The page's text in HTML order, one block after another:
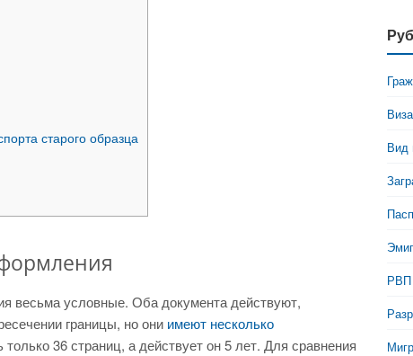
старого образца
весьма условные. Оба документа действуют,
границы, но они имеют несколько
только 36 страниц, а действует он 5 лет. Для сравнения
Виза
Вид
РВП